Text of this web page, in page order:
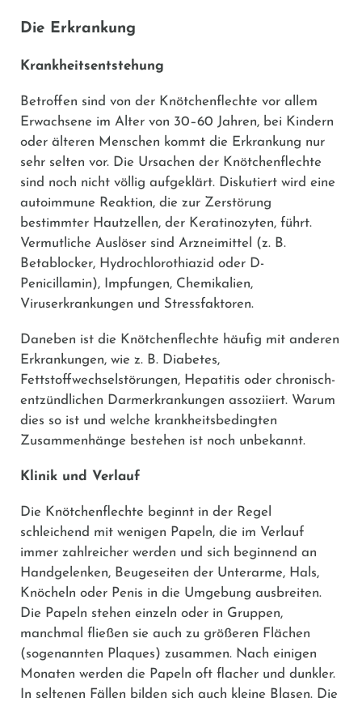
Die Erkrankung
Krankheitsentstehung
Betroffen sind von der Knötchenflechte vor allem
Erwachsene im Alter von 30–60 Jahren, bei Kindern
oder älteren Menschen kommt die Erkrankung nur
sehr selten vor. Die Ursachen der Knötchenflechte
sind noch nicht völlig aufgeklärt. Diskutiert wird eine
autoimmune Reaktion, die zur Zerstörung
bestimmter Hautzellen, der Keratinozyten, führt.
Vermutliche Auslöser sind Arzneimittel (z. B.
Betablocker, Hydrochlorothiazid oder D-
Penicillamin), Impfungen, Chemikalien,
Viruserkrankungen und Stressfaktoren.
Daneben ist die Knötchenflechte häufig mit anderen
Erkrankungen, wie z. B. Diabetes,
Fettstoffwechselstörungen, Hepatitis oder chronisch-
entzündlichen Darmerkrankungen assoziiert. Warum
dies so ist und welche krankheitsbedingten
Zusammenhänge bestehen ist noch unbekannt.
Klinik und Verlauf
Die Knötchenflechte beginnt in der Regel
schleichend mit wenigen Papeln, die im Verlauf
immer zahlreicher werden und sich beginnend an
Handgelenken, Beugeseiten der Unterarme, Hals,
Knöcheln oder Penis in die Umgebung ausbreiten.
Die Papeln stehen einzeln oder in Gruppen,
manchmal fließen sie auch zu größeren Flächen
(sogenannten Plaques) zusammen. Nach einigen
Monaten werden die Papeln oft flacher und dunkler.
In seltenen Fällen bilden sich auch kleine Blasen. Die